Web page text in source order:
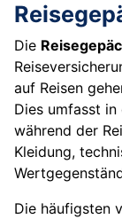
Die
auf Reisen
Dies umfasst in
während der
Kleidung,
Die häufigsten